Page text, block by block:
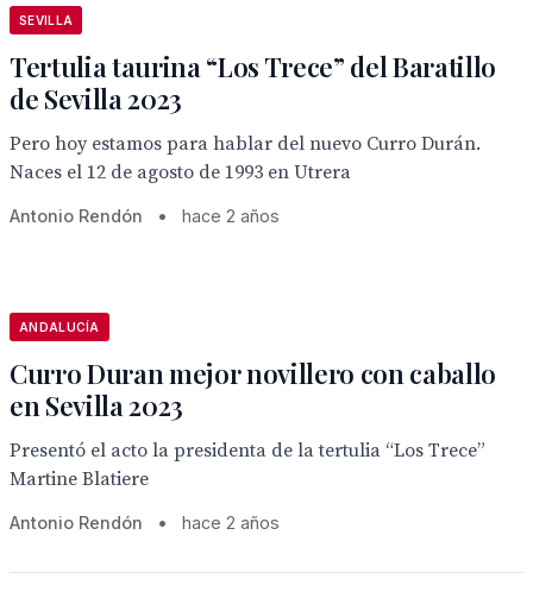
SEVILLA
Tertulia taurina “Los Trece” del Baratillo
de Sevilla 2023
Pero hoy estamos para hablar del nuevo Curro Durán.
Naces el 12 de agosto de 1993 en Utrera
Antonio Rendón • hace 2 años
ANDALUCÍA
Curro Duran mejor novillero con caballo
en Sevilla 2023
Presentó el acto la presidenta de la tertulia “Los Trece”
Martine Blatiere
Antonio Rendón • hace 2 años